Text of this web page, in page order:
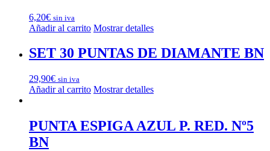
6,20€ sin iva
Añadir al carrito Mostrar detalles
SET 30 PUNTAS DE DIAMANTE BN
29,90€ sin iva
Añadir al carrito Mostrar detalles
PUNTA ESPIGA AZUL P. RED. Nº5
BN